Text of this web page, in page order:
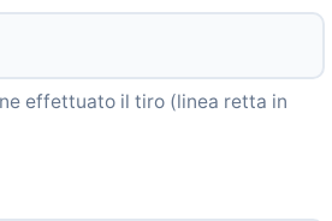
effettuato il tiro (linea retta in